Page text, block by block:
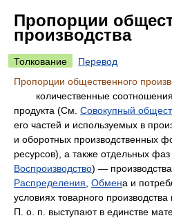
Пропорции
производства
Толкование
Перевод
Пропорции общественного
количественные соотношения
продукта (См. Совокупный
его частей и используемых в
и оборотных производственных
ресурсов), а также отдельных
Воспроизводство) —
Распределения Обмена и
условиях товарного производства
П. о. п. выступают в единстве